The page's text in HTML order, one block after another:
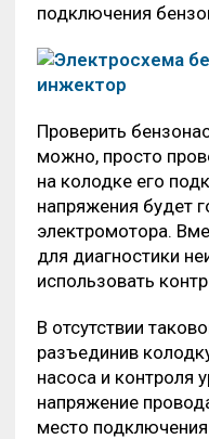
подключения
Проверить
можно, просто
на колодке его
напряжения будет
электромотора.
для диагностики
использовать
В отсутствии
разъединив
насоса и контроля
напряжение
место